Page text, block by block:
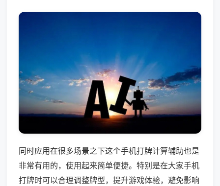
同时应用在很多场景之下这个手机打牌计算辅助也是
非常有用的，使用起来简单便捷。特别是在大家手机
打牌时可以合理调整牌型，提升游戏体验，避免影响